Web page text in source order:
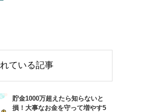
ている記事
貯金1000万超えたら知らないと
損！大事なお金を守って増やす5